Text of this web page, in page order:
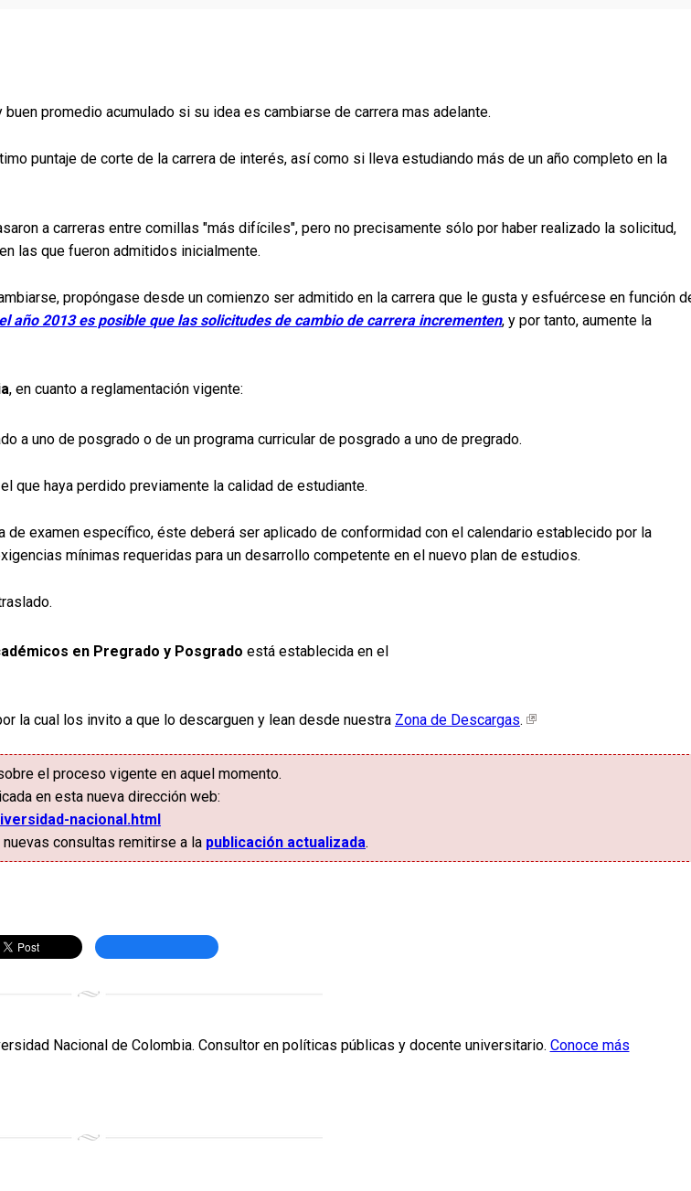
promedio acumulado si su idea es cambiarse de carrera mas adelante.
puntaje de corte de la carrera de interés, así como si lleva estudiando más de un año completo en la
a carreras entre comillas "más difíciles", pero no precisamente sólo por haber realizado la solicitud,
las que fueron admitidos inicialmente.
propóngase desde un comienzo ser admitido en la carrera que le gusta y esfuércese en función
año 2013 es posible que las solicitudes de cambio de carrera incrementen, y por tanto, aumente la
, en cuanto a reglamentación vigente:
a uno de posgrado o de un programa curricular de posgrado a uno de pregrado.
que haya perdido previamente la calidad de estudiante.
examen específico, éste deberá ser aplicado de conformidad con el calendario establecido por la
mínimas requeridas para un desarrollo competente en el nuevo plan de estudios.
en Pregrado y Posgrado está establecida en el
la cual los invito a que lo descarguen y lean desde nuestra Zona de Descargas.
el proceso vigente en aquel momento.
en esta nueva dirección web:
nacional.html
consultas remitirse a la publicación actualizada.
Nacional de Colombia. Consultor en políticas públicas y docente universitario. Conoce más